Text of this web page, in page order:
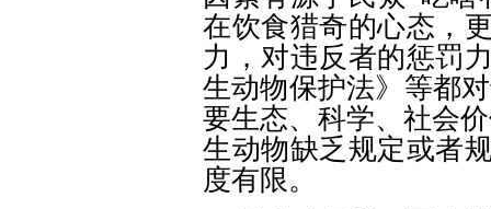
在饮食猎奇的心态，
力，对违反者的惩罚
生动物保护法》等都
要生态、科学、社会
生动物缺乏规定或者
度有限。